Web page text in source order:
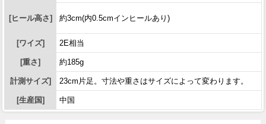
[ヒール高さ] 約3cm(内0.5cmインヒールあり)
[ワイズ] 2E相当
[重さ] 約185g
計測サイズ] 23cm片足。寸法や重さはサイズによって変わります。
[生産国] 中国